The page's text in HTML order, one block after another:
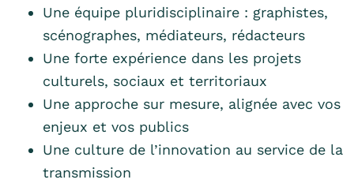
Une équipe pluridisciplinaire : graphistes,
scénographes, médiateurs, rédacteurs
Une forte expérience dans les projets
culturels, sociaux et territoriaux
Une approche sur mesure, alignée avec vos
enjeux et vos publics
Une culture de l’innovation au service de la
transmission